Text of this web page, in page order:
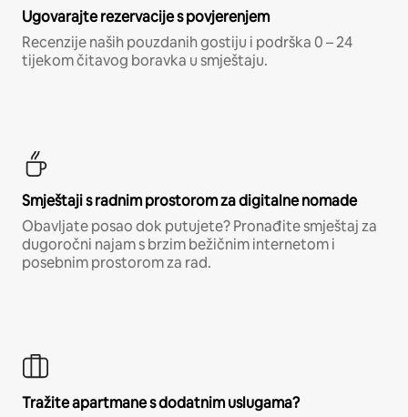
Ugovarajte rezervacije s povjerenjem
Recenzije naših pouzdanih gostiju i podrška 0 – 24
tijekom čitavog boravka u smještaju.
Smještaji s radnim prostorom za digitalne nomade
Obavljate posao dok putujete? Pronađite smještaj za
dugoročni najam s brzim bežičnim internetom i
posebnim prostorom za rad.
Tražite apartmane s dodatnim uslugama?